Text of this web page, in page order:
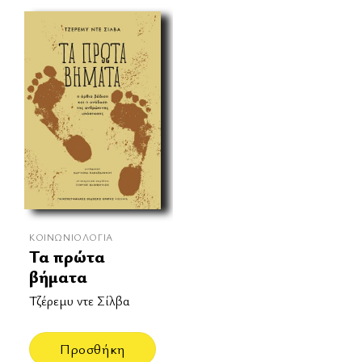
ΚΟΙΝΩΝΙΟΛΟΓΊΑ
Τα πρώτα
βήματα
Τζέρεμυ ντε Σίλβα
Προσθήκη